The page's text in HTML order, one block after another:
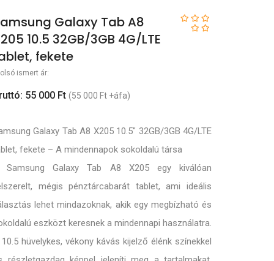
Galaxy Tab A8
10.5 32GB/3GB 4G/LTE
fekete
ismert ár:
55 000 Ft (55 000 Ft +áfa)
Galaxy Tab A8 X205 10.5" 32GB/3GB 4G/LTE
fekete – A mindennapok sokoldalú társa
Samsung Galaxy Tab A8 X205 egy kiválóan
mégis pénztárcabarát tablet, ami ideális
lehet mindazoknak, akik egy megbízható és
eszközt keresnek a mindennapi használatra.
hüvelykes, vékony kávás kijelző élénk színekkel